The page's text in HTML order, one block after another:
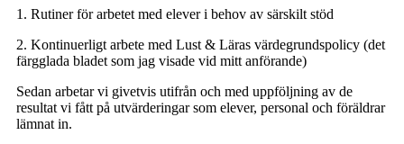
1. Rutiner för arbetet med elever i behov av särskilt stöd
2. Kontinuerligt arbete med Lust & Läras värdegrundspolicy (det
färgglada bladet som jag visade vid mitt anförande)
Sedan arbetar vi givetvis utifrån och med uppföljning av de
resultat vi fått på utvärderingar som elever, personal och föräldrar
lämnat in.